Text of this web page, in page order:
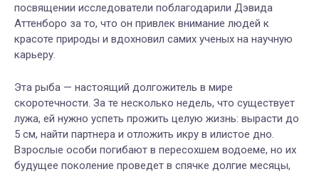
посвящении исследователи поблагодарили Дэвида
Аттенборо за то, что он привлек внимание людей к
красоте природы и вдохновил самих ученых на научную
карьеру.
Эта рыба — настоящий долгожитель в мире
скоротечности. За те несколько недель, что существует
лужа, ей нужно успеть прожить целую жизнь: вырасти до
5 см, найти партнера и отложить икру в илистое дно.
Взрослые особи погибают в пересохшем водоеме, но их
будущее поколение проведет в спячке долгие месяцы,